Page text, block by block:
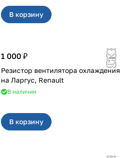
В корзину
1 000 ₽
Резистор вентилятора охлаждения
на Ларгус, Renault
В наличии
В корзину